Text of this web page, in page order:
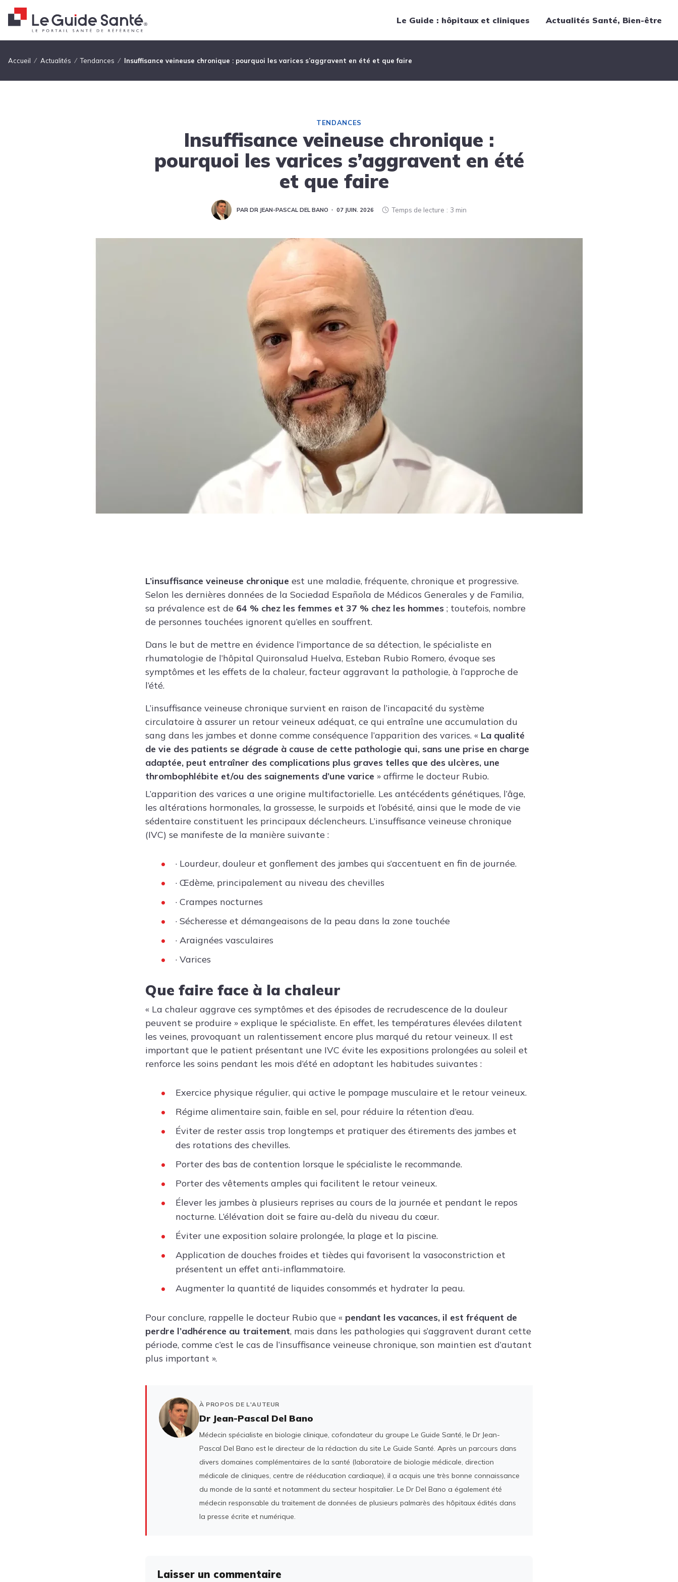
Le Guide : hôpitaux et cliniques Actualités Santé, Bien-être
Fil d'Ariane
Accueil Actualités Tendances Insuffisance veineuse chronique : pourquoi les varices s’aggravent en été et que faire
TENDANCES
Insuffisance veineuse chronique :
pourquoi les varices s’aggravent en été
et que faire
PAR DR JEAN-PASCAL DEL BANO 07 JUIN. 2026 Temps de lecture 3 min
L’insuffisance veineuse chronique est une maladie, fréquente, chronique et progressive.
Selon les dernières données de la Sociedad Española de Médicos Generales y de Familia,
sa prévalence est de 64 % chez les femmes et 37 % chez les hommes ; toutefois, nombre
de personnes touchées ignorent qu’elles en souffrent.
Dans le but de mettre en évidence l’importance de sa détection, le spécialiste en
rhumatologie de l’hôpital Quironsalud Huelva, Esteban Rubio Romero, évoque ses
symptômes et les effets de la chaleur, facteur aggravant la pathologie, à l’approche de
l’été.
L’insuffisance veineuse chronique survient en raison de l’incapacité du système
circulatoire à assurer un retour veineux adéquat, ce qui entraîne une accumulation du
sang dans les jambes et donne comme conséquence l’apparition des varices. « La qualité
de vie des patients se dégrade à cause de cette pathologie qui, sans une prise en charge
adaptée, peut entraîner des complications plus graves telles que des ulcères, une
thrombophlébite et/ou des saignements d’une varice » affirme le docteur Rubio.
L’apparition des varices a une origine multifactorielle. Les antécédents génétiques, l’âge,
les altérations hormonales, la grossesse, le surpoids et l’obésité, ainsi que le mode de vie
sédentaire constituent les principaux déclencheurs. L’insuffisance veineuse chronique
(IVC) se manifeste de la manière suivante :
· Lourdeur, douleur et gonflement des jambes qui s’accentuent en fin de journée.
· Œdème, principalement au niveau des chevilles
· Crampes nocturnes
· Sécheresse et démangeaisons de la peau dans la zone touchée
· Araignées vasculaires
· Varices
Que faire face à la chaleur
« La chaleur aggrave ces symptômes et des épisodes de recrudescence de la douleur
peuvent se produire » explique le spécialiste. En effet, les températures élevées dilatent
les veines, provoquant un ralentissement encore plus marqué du retour veineux. Il est
important que le patient présentant une IVC évite les expositions prolongées au soleil et
renforce les soins pendant les mois d’été en adoptant les habitudes suivantes :
Exercice physique régulier, qui active le pompage musculaire et le retour veineux.
Régime alimentaire sain, faible en sel, pour réduire la rétention d’eau.
Éviter de rester assis trop longtemps et pratiquer des étirements des jambes et
des rotations des chevilles.
Porter des bas de contention lorsque le spécialiste le recommande.
Porter des vêtements amples qui facilitent le retour veineux.
Élever les jambes à plusieurs reprises au cours de la journée et pendant le repos
nocturne. L’élévation doit se faire au-delà du niveau du cœur.
Éviter une exposition solaire prolongée, la plage et la piscine.
Application de douches froides et tièdes qui favorisent la vasoconstriction et
présentent un effet anti-inflammatoire.
Augmenter la quantité de liquides consommés et hydrater la peau.
Pour conclure, rappelle le docteur Rubio que « pendant les vacances, il est fréquent de
perdre l’adhérence au traitement, mais dans les pathologies qui s’aggravent durant cette
période, comme c’est le cas de l’insuffisance veineuse chronique, son maintien est d’autant
plus important ».
À PROPOS DE L'AUTEUR
Dr Jean-Pascal Del Bano
Médecin spécialiste en biologie clinique, cofondateur du groupe Le Guide Santé, le Dr Jean-
Pascal Del Bano est le directeur de la rédaction du site Le Guide Santé. Après un parcours dans
divers domaines complémentaires de la santé (laboratoire de biologie médicale, direction
médicale de cliniques, centre de rééducation cardiaque), il a acquis une très bonne connaissance
du monde de la santé et notamment du secteur hospitalier. Le Dr Del Bano a également été
médecin responsable du traitement de données de plusieurs palmarès des hôpitaux édités dans
la presse écrite et numérique.
Laisser un commentaire